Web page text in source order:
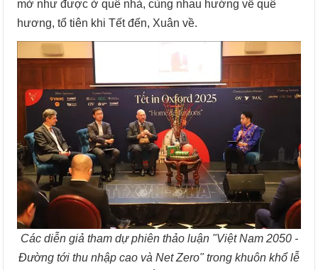
mở như được ở quê nhà, cùng nhau hướng về quê
hương, tổ tiên khi Tết đến, Xuân về.
Các diễn giả tham dự phiên thảo luận "Việt Nam 2050 -
Đường tới thu nhập cao và Net Zero" trong khuôn khổ lễ